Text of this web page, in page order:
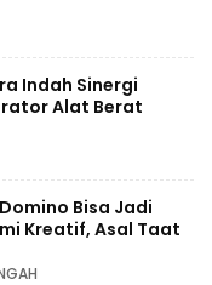
Indah Sinergi
Alat Berat
Bisa Jadi
Kreatif, Asal Taat